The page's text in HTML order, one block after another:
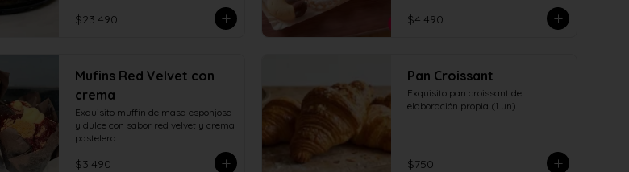
$23.490 $4.490
Mufins Red Velvet con
crema
Exquisito muffin de masa esponjosa
y dulce con sabor red velvet y crema
pastelera
$3.490
Pan Croissant
Exquisito pan croissant de
elaboración propia (1 un)
$750